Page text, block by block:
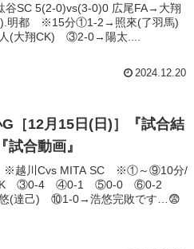
SC 5(2-0)vs(3-0)0 広尾FA→大翔
).明都 ※15分①1-2→照來(了羽馬)
(大翔CK) ③2-0→陽太....
2024.12.20
G［12月15日(日)］『試合結
合動画』
】※越川Cvs MITA SC ※①～⑨10分/
FK ③0-4 ④0-1 ⑤0-0 ⑥0-2
己) ⑩1-0→浩悠完敗です…😨